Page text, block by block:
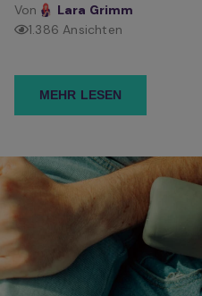
Von
Lara Grimm
1.386 Ansichten
MEHR LESEN